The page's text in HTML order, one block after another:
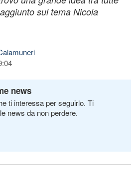
sul tema Nicola
news
ti interessa per seguirlo. Ti
news da non perdere.